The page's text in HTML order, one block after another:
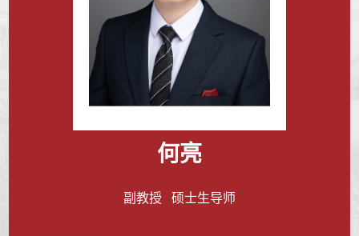
何亮
副教授 硕士生导师